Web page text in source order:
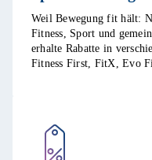
Weil Bewegung fit hält:
Fitness, Sport und
erhalte Rabatte in
Fitness First, FitX, Evo